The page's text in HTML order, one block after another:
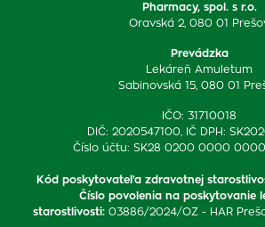
Pharmacy, spol. s r.o.
Oravská 2, 080 01
Prevádzka
Lekáreň Amuletum
Sabinovská 15, 080 01
IČO: 31710018
DIČ: 2020547100, IČ DPH:
Číslo účtu: SK28 0200 0000
Kód poskytovateľa zdravotnej
Číslo povolenia na poskytovanie
starostlivosti: 03886/2024/OZ - HAR